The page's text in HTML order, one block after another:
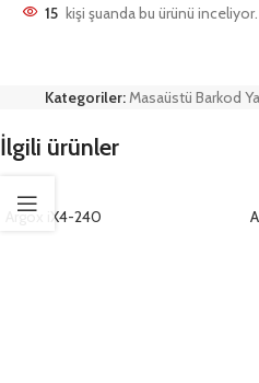
15 kişi şuanda bu ürünü inceliyor.
Kategoriler: Masaüstü Barkod
İlgili ürünler
Argox iX4-240